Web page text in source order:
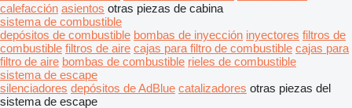
calefacción asientos otras piezas de cabina
sistema de combustible
depósitos de combustible bombas de inyección inyectores filtros de
combustible filtros de aire cajas para filtro de combustible cajas para
filtro de aire bombas de combustible rieles de combustible
sistema de escape
silenciadores depósitos de AdBlue catalizadores otras piezas del
sistema de escape